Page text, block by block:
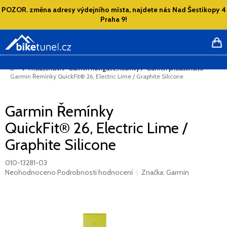
na
POZOR. změna adresy výdejního místa, najdete nás Nad Šestikopy 4
Praha 9!
Domů
Příslušenství Garmin navigace,hodinky
Garmin příslušenství
Garmin Řemínky QuickFit® 26, Electric Lime / Graphite Silicone
Garmin Řemínky
QuickFit® 26, Electric Lime /
Graphite Silicone
010-13281-03
Průměrné
Neohodnoceno Podrobnosti hodnocení Značka: Garmin